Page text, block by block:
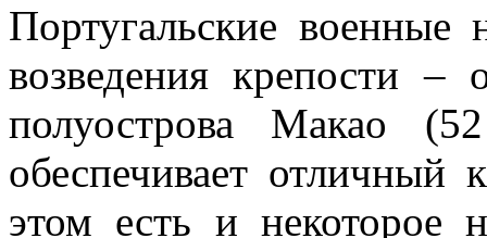
Португальские
возведения крепости
полуострова Макао
обеспечивает отличный
этом есть и некоторое